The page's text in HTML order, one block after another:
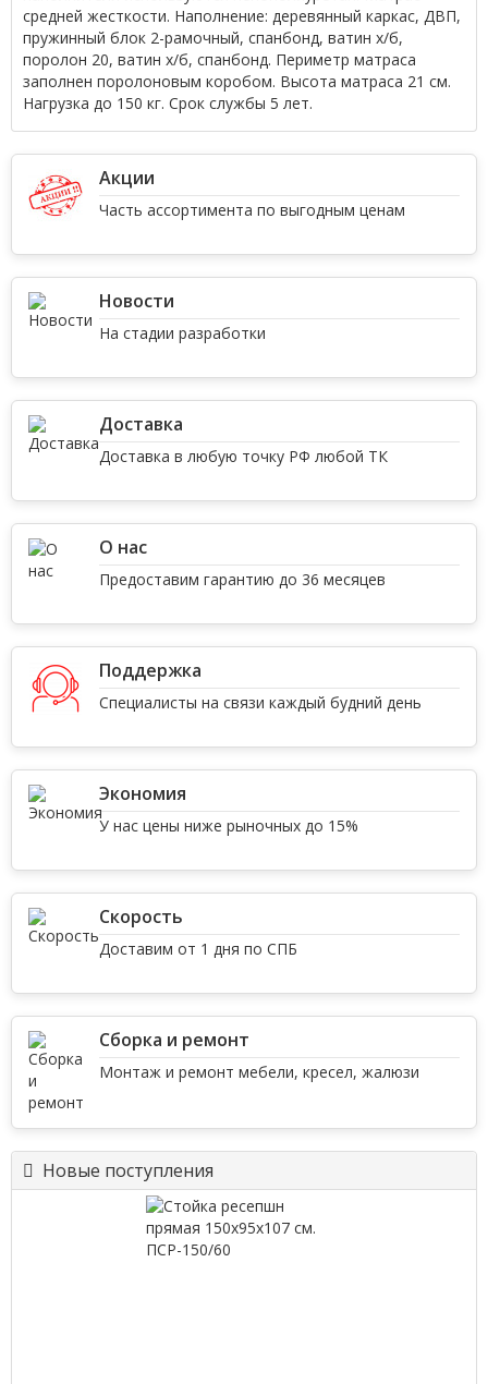
средней жесткости. Наполнение: деревянный каркас, ДВП,
пружинный блок 2-рамочный, спанбонд, ватин х/б,
поролон 20, ватин х/б, спанбонд. Периметр матраса
заполнен поролоновым коробом. Высота матраса 21 см.
Нагрузка до 150 кг. Срок службы 5 лет.
Акции
Часть ассортимента по выгодным ценам
Новости
На стадии разработки
Доставка
Доставка в любую точку РФ любой ТК
О нас
Предоставим гарантию до 36 месяцев
Поддержка
Специалисты на связи каждый будний день
Экономия
У нас цены ниже рыночных до 15%
Скорость
Доставим от 1 дня по СПБ
Сборка и ремонт
Монтаж и ремонт мебели, кресел, жалюзи
Новые поступления